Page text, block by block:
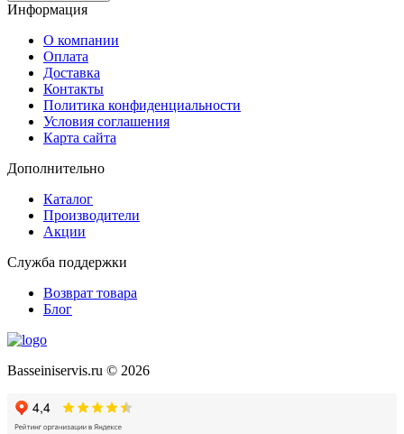
Информация
О компании
Оплата
Доставка
Контакты
Политика конфиденциальности
Условия соглашения
Карта сайта
Дополнительно
Каталог
Производители
Акции
Служба поддержки
Возврат товара
Блог
Basseiniservis.ru © 2026